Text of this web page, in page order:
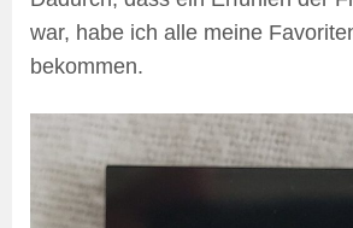
war, habe ich alle meine
bekommen.